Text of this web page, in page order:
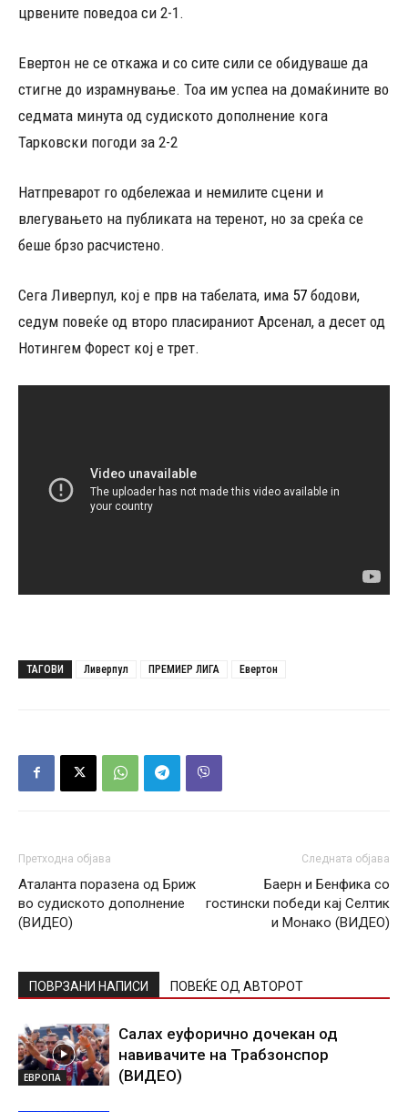
црвените поведоа си 2-1.
Евертон не се откажа и со сите сили се обидуваше да
стигне до израмнување. Тоа им успеа на домаќините во
седмата минута од судиското дополнение кога
Тарковски погоди за 2-2
Натпреварот го одбележаа и немилите сцени и
влегувањето на публиката на теренот, но за среќа се
беше брзо расчистено.
Сега Ливерпул, кој е прв на табелата, има 57 бодови,
седум повеќе од второ пласираниот Арсенал, а десет од
Нотингем Форест кој е трет.
ТАГОВИ Ливерпул ПРЕМИЕР ЛИГА Евертон
Претходна објава
Аталанта поразена од Бриж
во судиското дополнение
(ВИДЕО)
Следната објава
Баерн и Бенфика со
гостински победи кај Селтик
и Монако (ВИДЕО)
ПОВРЗАНИ НАПИСИ ПОВЕЌЕ ОД АВТОРОТ
ЕВРОПА
Салах еуфорично дочекан од
навивачите на Трабзонспор
(ВИДЕО)